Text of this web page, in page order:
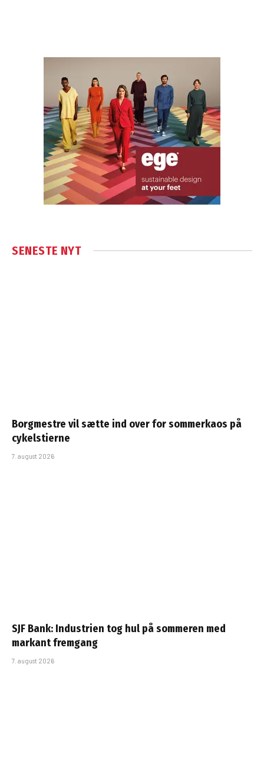
SENESTE NYT
Borgmestre vil sætte ind over for sommerkaos på
cykelstierne
7. august 2026
SJF Bank: Industrien tog hul på sommeren med
markant fremgang
7. august 2026